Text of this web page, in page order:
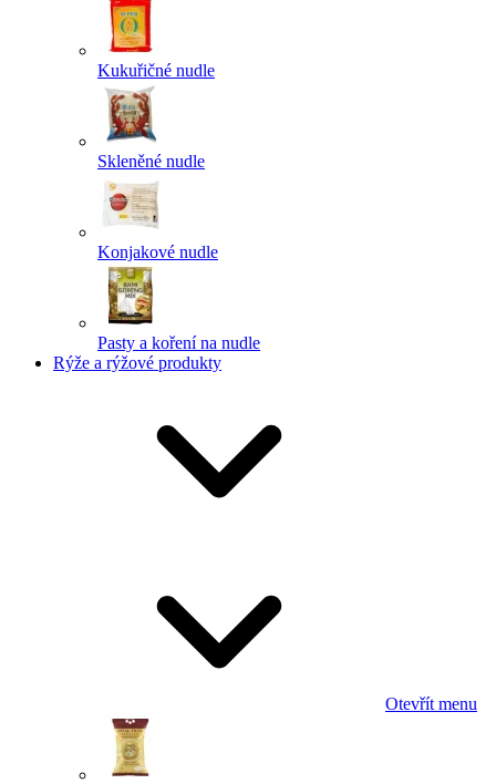
Kukuřičné nudle
Skleněné nudle
Konjakové nudle
Pasty a koření na nudle
Rýže a rýžové produkty
Otevřít menu